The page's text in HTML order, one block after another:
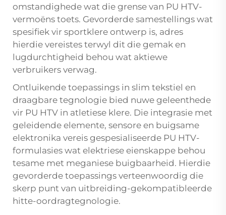
omstandighede wat die grense van PU HTV-
vermoëns toets. Gevorderde samestellings wat
spesifiek vir sportklere ontwerp is, adres
hierdie vereistes terwyl dit die gemak en
lugdurchtigheid behou wat aktiewe
verbruikers verwag.
Ontluikende toepassings in slim tekstiel en
draagbare tegnologie bied nuwe geleenthede
vir PU HTV in atletiese klere. Die integrasie met
geleidende elemente, sensore en buigsame
elektronika vereis gespesialiseerde PU HTV-
formulasies wat elektriese eienskappe behou
tesame met meganiese buigbaarheid. Hierdie
gevorderde toepassings verteenwoordig die
skerp punt van uitbreiding-gekompatibleerde
hitte-oordragtegnologie.